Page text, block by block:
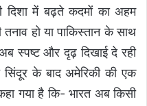
दिशा में बढ़ते कदमों का अहम
हो या पाकिस्तान के साथ
स्पष्ट और दृढ़ दिखाई दे रही
के बाद अमेरिकी की एक
गया है कि- भारत अब किसी